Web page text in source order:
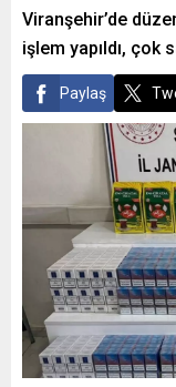
Viranşehir’de
işlem yapıldı, çok
Paylaş